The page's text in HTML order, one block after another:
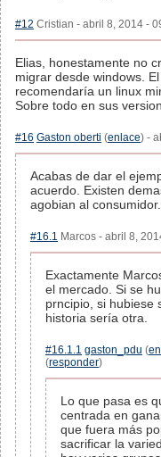
#12 Cristian - abril 8, 2014 -
Elias, honestamente no
migrar desde windows.
recomendaría un linux
Sobre todo en sus
#16 Gaston oberti (enlace) -
Acabas de dar el
acuerdo. Existen
agobian al consumidor.
#16.1 Marcos - abril 8,
Exactamente
el mercado. Si se
prncipio, si hubiese
historia sería otra.
#16.1.1 gaston_pdu (
(responder)
Lo que pasa es
centrada en
que fuera más
sacrificar la